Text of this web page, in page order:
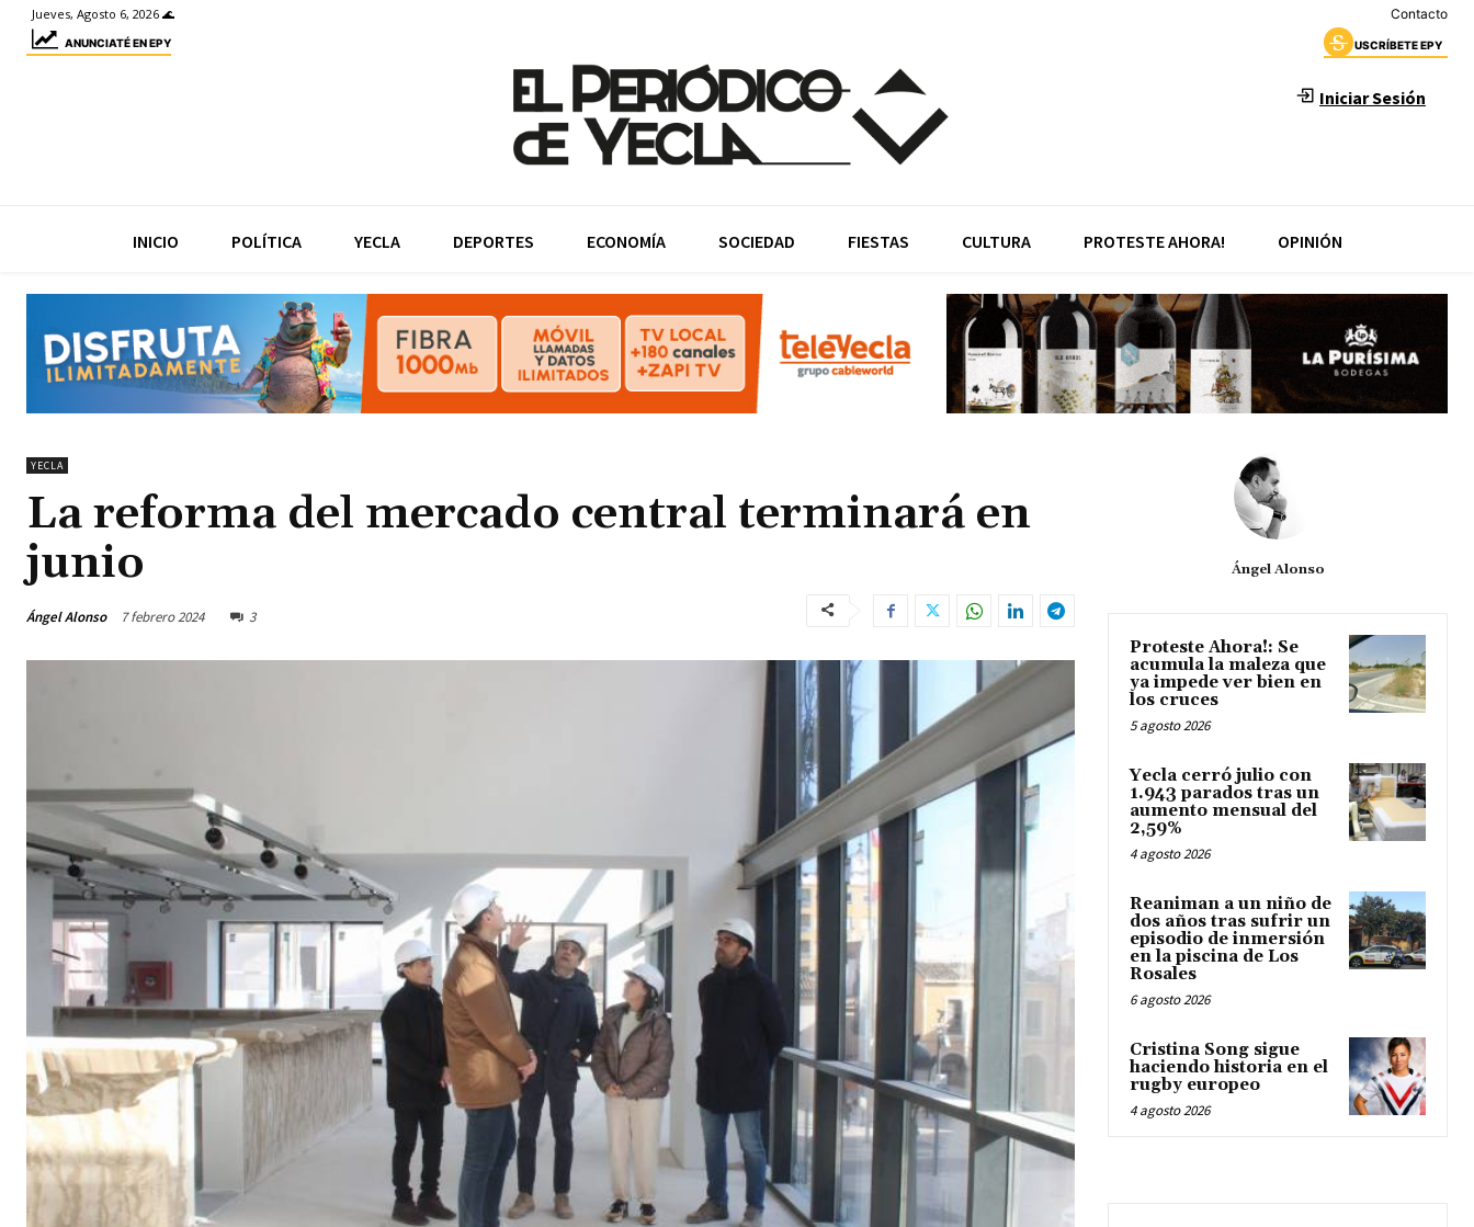
Jueves, Agosto 6, 2026 🌊 Contacto
ANUNCIATÉ EN EPY USCRÍBETE EPY
Iniciar Sesión
INICIO POLÍTICA YECLA DEPORTES ECONOMÍA SOCIEDAD FIESTAS CULTURA PROTESTE AHORA! OPINIÓN
YECLA
La reforma del mercado central terminará en
junio
Ángel Alonso 7 febrero 2024 3
Ángel Alonso
Proteste Ahora!: Se
acumula la maleza que
ya impede ver bien en
los cruces
5 agosto 2026
Yecla cerró julio con
1.943 parados tras un
aumento mensual del
2,59%
4 agosto 2026
Reaniman a un niño de
dos años tras sufrir un
episodio de inmersión
en la piscina de Los
Rosales
6 agosto 2026
Cristina Song sigue
haciendo historia en el
rugby europeo
4 agosto 2026